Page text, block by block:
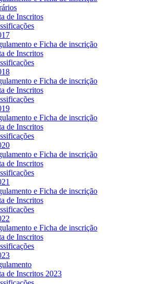
de Inscritos
e Ficha de inscrição
de Inscritos
e Ficha de inscrição
de Inscritos
e Ficha de inscrição
de Inscritos
e Ficha de inscrição
de Inscritos
e Ficha de inscrição
de Inscritos
e Ficha de inscrição
de Inscritos
de Inscritos 2023